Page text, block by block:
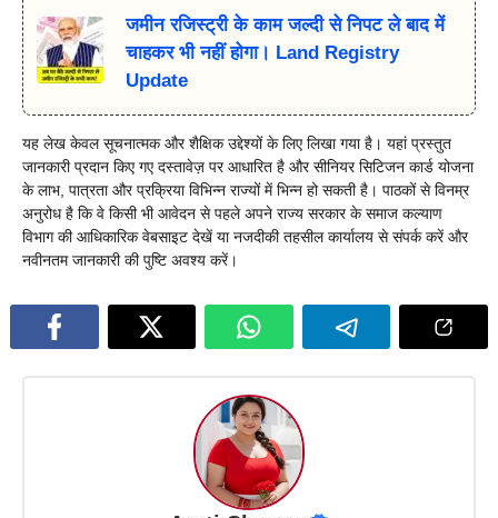
जमीन रजिस्ट्री के काम जल्दी से निपट ले बाद में
चाहकर भी नहीं होगा। Land Registry
Update
यह लेख केवल सूचनात्मक और शैक्षिक उद्देश्यों के लिए लिखा गया है। यहां प्रस्तुत
जानकारी प्रदान किए गए दस्तावेज़ पर आधारित है और सीनियर सिटिजन कार्ड योजना
के लाभ, पात्रता और प्रक्रिया विभिन्न राज्यों में भिन्न हो सकती है। पाठकों से विनम्र
अनुरोध है कि वे किसी भी आवेदन से पहले अपने राज्य सरकार के समाज कल्याण
विभाग की आधिकारिक वेबसाइट देखें या नजदीकी तहसील कार्यालय से संपर्क करें और
नवीनतम जानकारी की पुष्टि अवश्य करें।